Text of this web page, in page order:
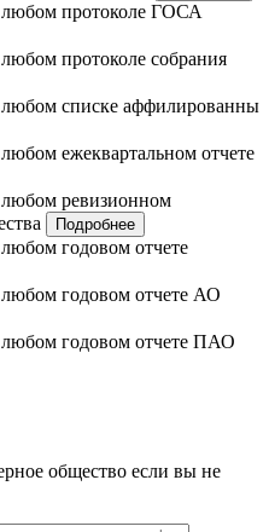
любом протоколе ГОСА
протоколе собрания
списке аффилированны
ежеквартальном отчете
любом ревизионном
Подробнее
годовом отчете
годовом отчете АО
любом годовом отчете ПАО
общество если вы не